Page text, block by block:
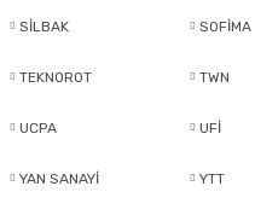
SİLBAK SOFİMA
TEKNOROT TWN
UCPA UFİ
YAN SANAYİ YTT